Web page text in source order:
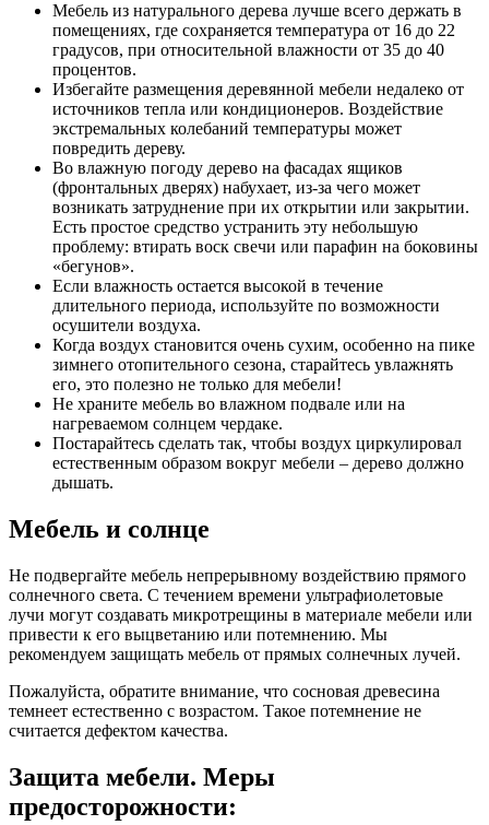
Мебель из натурального дерева лучше всего держать в
помещениях, где сохраняется температура от 16 до 22
градусов, при относительной влажности от 35 до 40
процентов.
Избегайте размещения деревянной мебели недалеко от
источников тепла или кондиционеров. Воздействие
экстремальных колебаний температуры может
повредить дереву.
Во влажную погоду дерево на фасадах ящиков
(фронтальных дверях) набухает, из-за чего может
возникать затруднение при их открытии или закрытии.
Есть простое средство устранить эту небольшую
проблему: втирать воск свечи или парафин на боковины
«бегунов».
Если влажность остается высокой в течение
длительного периода, используйте по возможности
осушители воздуха.
Когда воздух становится очень сухим, особенно на пике
зимнего отопительного сезона, старайтесь увлажнять
его, это полезно не только для мебели!
Не храните мебель во влажном подвале или на
нагреваемом солнцем чердаке.
Постарайтесь сделать так, чтобы воздух циркулировал
естественным образом вокруг мебели – дерево должно
дышать.
Мебель и солнце
Не подвергайте мебель непрерывному воздействию прямого
солнечного света. С течением времени ультрафиолетовые
лучи могут создавать микротрещины в материале мебели или
привести к его выцветанию или потемнению. Мы
рекомендуем защищать мебель от прямых солнечных лучей.
Пожалуйста, обратите внимание, что сосновая древесина
темнеет естественно с возрастом. Такое потемнение не
считается дефектом качества.
Защита мебели. Меры
предосторожности: